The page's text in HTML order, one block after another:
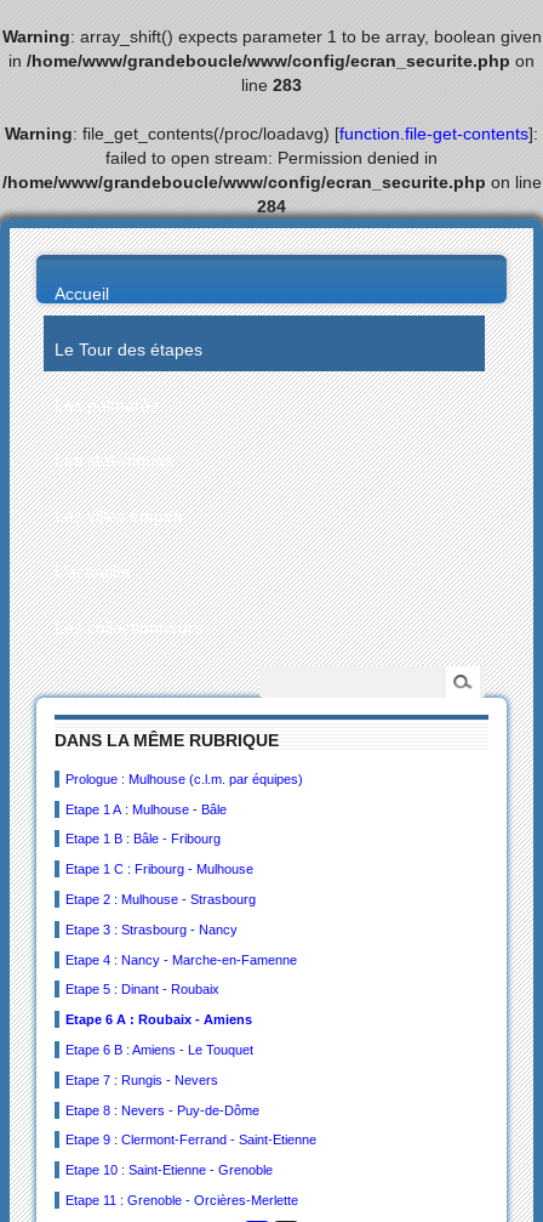
Warning: array_shift() expects parameter 1 to be array, boolean given
in /home/www/grandeboucle/www/config/ecran_securite.php on
line 283
Warning: file_get_contents(/proc/loadavg) [function.file-get-contents]:
failed to open stream: Permission denied in
/home/www/grandeboucle/www/config/ecran_securite.php on line
284
Accueil
Le Tour des étapes
Les palmarès
Les statistiques
Les villes étapes
L’actualité
Les collectionneurs
DANS LA MÊME RUBRIQUE
Prologue : Mulhouse (c.l.m. par équipes)
Etape 1 A : Mulhouse - Bâle
Etape 1 B : Bâle - Fribourg
Etape 1 C : Fribourg - Mulhouse
Etape 2 : Mulhouse - Strasbourg
Etape 3 : Strasbourg - Nancy
Etape 4 : Nancy - Marche-en-Famenne
Etape 5 : Dinant - Roubaix
Etape 6 A : Roubaix - Amiens
Etape 6 B : Amiens - Le Touquet
Etape 7 : Rungis - Nevers
Etape 8 : Nevers - Puy-de-Dôme
Etape 9 : Clermont-Ferrand - Saint-Etienne
Etape 10 : Saint-Etienne - Grenoble
Etape 11 : Grenoble - Orcières-Merlette